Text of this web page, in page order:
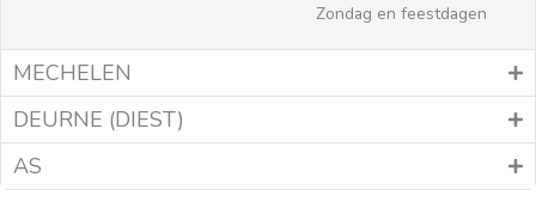
Zondag en feestdagen
MECHELEN
DEURNE (DIEST)
AS